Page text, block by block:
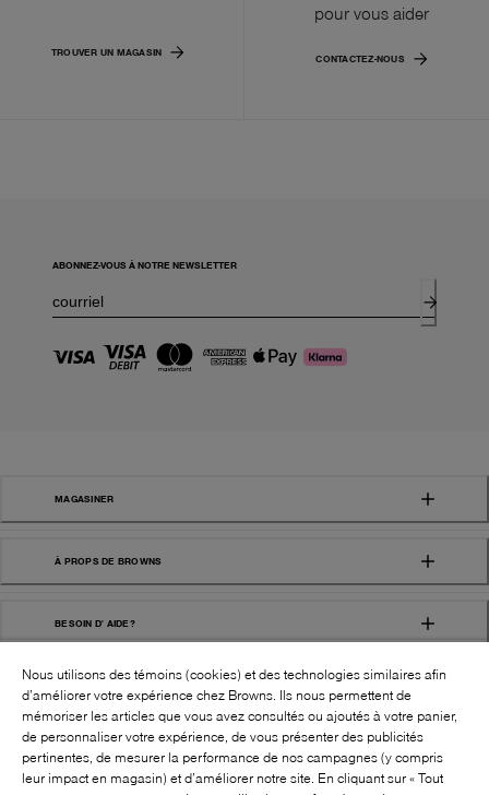
TROUVER UN MAGASIN
pour vous aider
CONTACTEZ-NOUS
ABONNEZ-VOUS À NOTRE NEWSLETTER
MAGASINER
À PROPS DE BROWNS
BESOIN D' AIDE?
SUIVEZ-NOUS!:
Nous utilisons des témoins (cookies) et des technologies similaires afin
d’améliorer votre expérience chez Browns. Ils nous permettent de
mémoriser les articles que vous avez consultés ou ajoutés à votre panier,
de personnaliser votre expérience, de vous présenter des publicités
pertinentes, de mesurer la performance de nos campagnes (y compris
leur impact en magasin) et d’améliorer notre site. En cliquant sur « Tout